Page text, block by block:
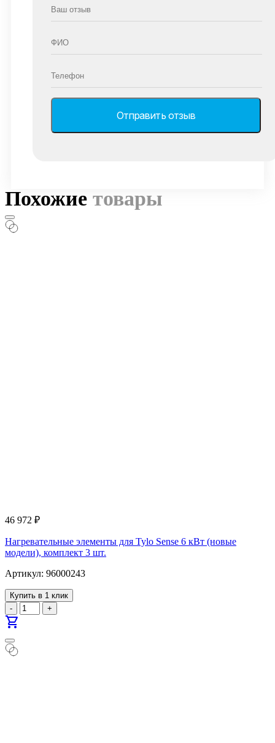
Похожие товары
46 972 ₽
Нагревательные элементы для Tylo Sense 6 кВт (новые
модели), комплект 3 шт.
Артикул: 96000243
Купить в 1 клик
-
+
shopping_cart